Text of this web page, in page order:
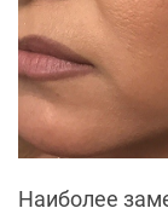
Наиболее